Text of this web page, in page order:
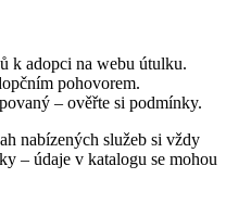
k adopci na webu útulku.
pohovorem.
– ověřte si podmínky.
nabízených služeb si vždy
– údaje v katalogu se mohou